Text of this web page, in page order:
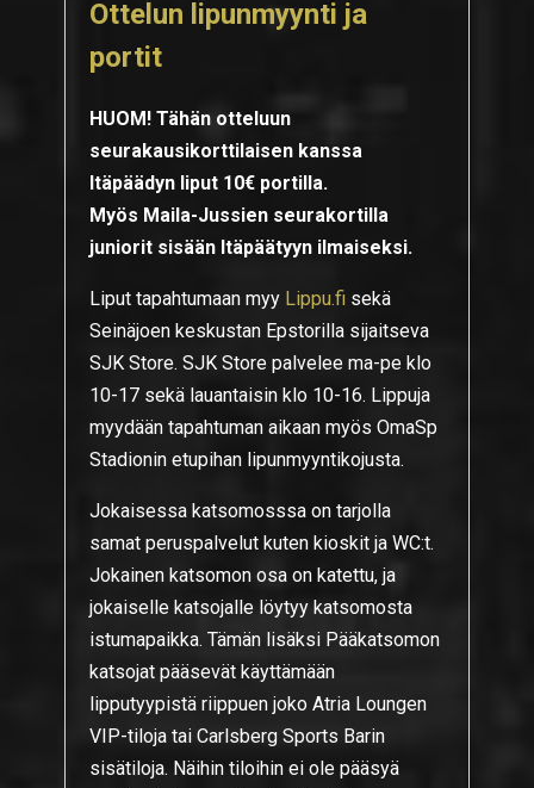
Ottelun lipunmyynti ja
portit
HUOM! Tähän otteluun
seurakausikorttilaisen kanssa
Itäpäädyn liput 10€ portilla.
Myös Maila-Jussien seurakortilla
juniorit sisään Itäpäätyyn ilmaiseksi.
Liput tapahtumaan myy Lippu.fisekä
Seinäjoen keskustan Epstorilla sijaitseva
SJK Store. SJK Store palvelee ma-pe klo
10-17 sekä lauantaisin klo 10-16. Lippuja
myydään tapahtuman aikaan myös OmaSp
Stadionin etupihan lipunmyyntikojusta.
Jokaisessa katsomosssa on tarjolla
samat peruspalvelut kuten kioskit ja WC:t.
Jokainen katsomon osa on katettu, ja
jokaiselle katsojalle löytyy katsomosta
istumapaikka. Tämän lisäksi Pääkatsomon
katsojat pääsevät käyttämään
lipputyypistä riippuen joko Atria Loungen
VIP-tiloja tai Carlsberg Sports Barin
sisätiloja. Näihin tiloihin ei ole pääsyä